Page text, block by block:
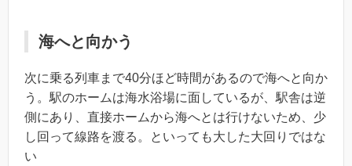
海へと向かう
次に乗る列車まで40分ほど時間があるので海へと向か
う。駅のホームは海水浴場に面しているが、駅舎は逆
側にあり、直接ホームから海へとは行けないため、少
し回って線路を渡る。といっても大した大回りではな
い